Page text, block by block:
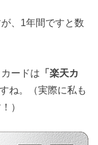
、1年間ですと数
ードは 「楽天カ
ね。（実際に私も
）